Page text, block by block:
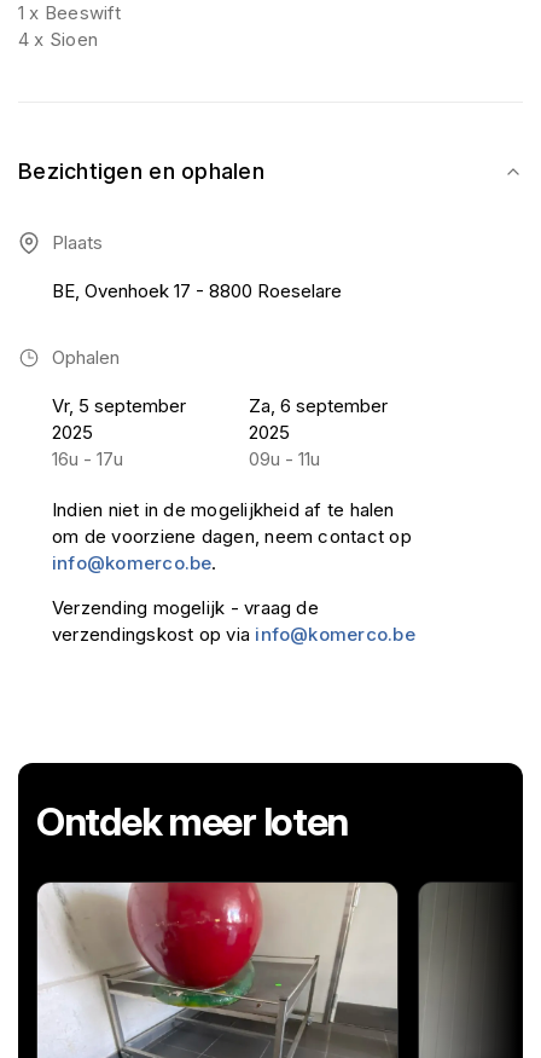
1 x Beeswift
4 x Sioen
Bezichtigen en ophalen
Plaats
BE, Ovenhoek 17 - 8800 Roeselare
Ophalen
Vr, 5 september
2025
16u - 17u
Za, 6 september
2025
09u - 11u
Indien niet in de mogelijkheid af te halen
om de voorziene dagen, neem contact op
info@komerco.be.
Verzending mogelijk - vraag de
verzendingskost op via info@komerco.be
Ontdek meer loten